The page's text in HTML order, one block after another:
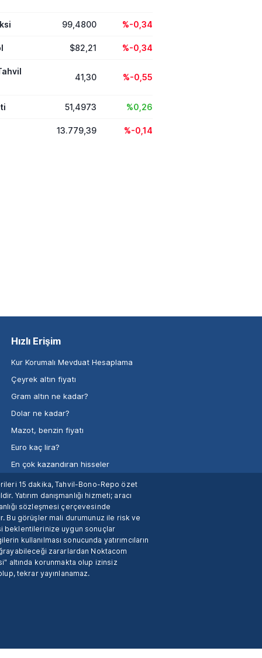
99,4800 %-0,34
$82,21 %-0,34
41,30 %-0,55
51,4973 %0,26
13.779,39 %-0,14
Hızlı Erişim
Kur Korumalı Mevduat Hesaplama
Çeyrek altın fiyatı
Gram altın ne kadar?
Dolar ne kadar?
Mazot, benzin fiyatı
Euro kaç lira?
En çok kazandıran hisseler
15 dakika, Tahvil-Bono-Repo özet
Yatırım danışmanlığı hizmeti; aracı
sözleşmesi çerçevesinde
Bu görüşler mali durumunuz ile risk ve
beklentilerinize uygun sonuçlar
kullanılması sonucunda yatırımcıların
zararlardan Noktacom
altında korunmakta olup izinsiz
tekrar yayınlanamaz.